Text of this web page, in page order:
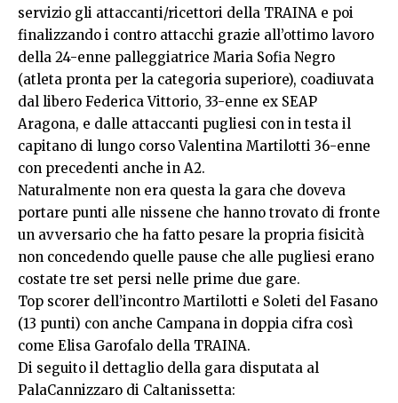
servizio gli attaccanti/ricettori della TRAINA e poi
finalizzando i contro attacchi grazie all’ottimo lavoro
della 24-enne palleggiatrice Maria Sofia Negro
(atleta pronta per la categoria superiore), coadiuvata
dal libero Federica Vittorio, 33-enne ex SEAP
Aragona, e dalle attaccanti pugliesi con in testa il
capitano di lungo corso Valentina Martilotti 36-enne
con precedenti anche in A2.
Naturalmente non era questa la gara che doveva
portare punti alle nissene che hanno trovato di fronte
un avversario che ha fatto pesare la propria fisicità
non concedendo quelle pause che alle pugliesi erano
costate tre set persi nelle prime due gare.
Top scorer dell’incontro Martilotti e Soleti del Fasano
(13 punti) con anche Campana in doppia cifra così
come Elisa Garofalo della TRAINA.
Di seguito il dettaglio della gara disputata al
PalaCannizzaro di Caltanissetta: